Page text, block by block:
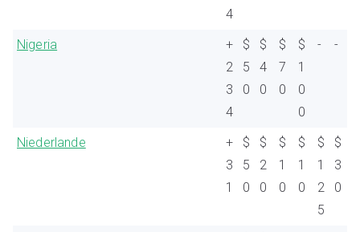
4
Nigeria
+
2
3
4
$
5
0
$
4
0
$
7
0
$
1
0
0
- -
Niederlande
+
3
1
$
5
0
$
2
0
$
1
0
$
1
0
$
1
2
5
$
3
0